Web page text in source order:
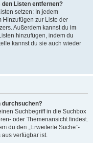
den Listen entfernen?
setzen: In jedem
Hinzufügen zur Liste der
Außerdem kannst du im
hinzufügen, indem du
kannst du sie auch wieder
durchsuchen?
Suchbegriff in die Suchbox
oder Themenansicht findest.
du den „Erweiterte Suche“-
aus verfügbar ist.